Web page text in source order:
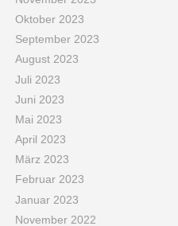
Oktober 2023
September 2023
August 2023
Juli 2023
Juni 2023
Mai 2023
April 2023
März 2023
Februar 2023
Januar 2023
November 2022